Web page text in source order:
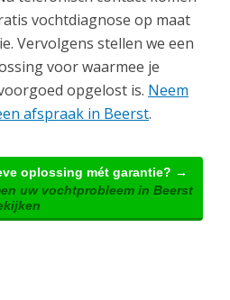
vochtdiagnose op maat
Vervolgens stellen we een
voor waarmee je
opgelost is. Neem
afspraak in Beerst.
oplossing mét garantie? →
uw vochtprobleem in Beerst